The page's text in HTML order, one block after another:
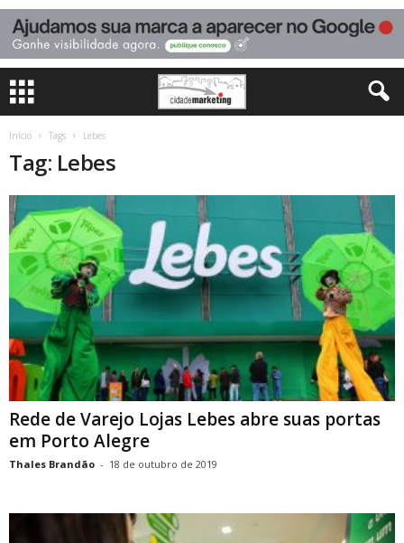
Início Tags Lebes
Tag: Lebes
Rede de Varejo Lojas Lebes abre suas portas
em Porto Alegre
Thales Brandão - 18 de outubro de 2019